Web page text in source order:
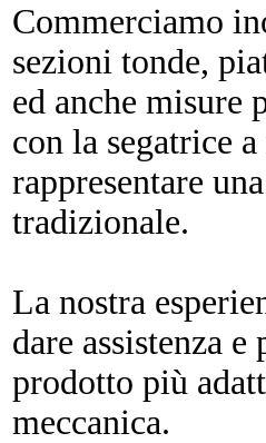
Commerciamo
sezioni tonde,
ed anche misure
con la segatrice
rappresentare
tradizionale.
La nostra
dare assistenza
prodotto più
meccanica.